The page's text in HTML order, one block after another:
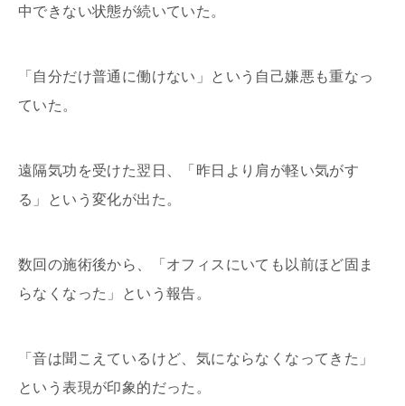
中できない状態が続いていた。
「自分だけ普通に働けない」という自己嫌悪も重なっ
ていた。
遠隔気功を受けた翌日、「昨日より肩が軽い気がす
る」という変化が出た。
数回の施術後から、「オフィスにいても以前ほど固ま
らなくなった」という報告。
「音は聞こえているけど、気にならなくなってきた」
という表現が印象的だった。